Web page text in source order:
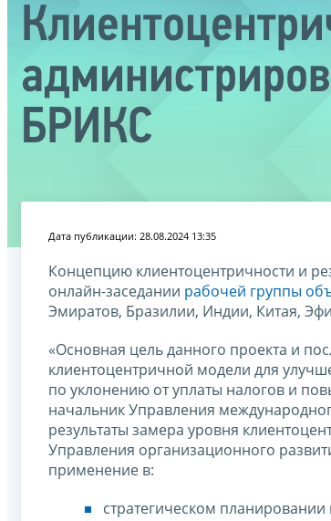
БРИКС
Дата публикации: 28.08.2024 13:35
Концепцию клиентоцентричности и
онлайн-заседании рабочей группы
Эмиратов, Бразилии, Индии, Китая,
«Основная цель данного проекта и
клиентоцентричной модели для
по уклонению от уплаты налогов и
начальник Управления
результаты замера уровня
Управления организационного
применение в:
стратегическом планировании